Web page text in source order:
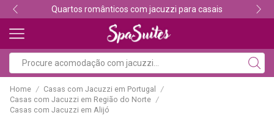
Descubra os melhores alojamentos com jacuzzi
Home / Casas com Jacuzzi em Portugal /
Casas com Jacuzzi em Região do Norte /
Casas com Jacuzzi em Alijó